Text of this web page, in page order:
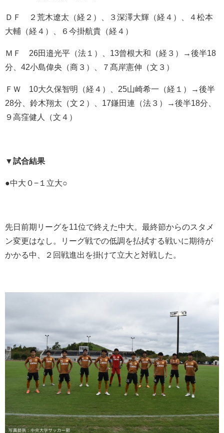
ＤＦ ２荒木遼太（経２）、３深澤大輝（経４）、４松本
大輔（経４）、６今掛航貴（経４）
ＭＦ 26田邉光平（法１）、 13曾根大和（経３） →後半18
分、 42小島偉央（商３）、７髙岸憲伸（文３）
ＦＷ 10大久保智明（経４）、 25山崎希一（経１） →後半
28分、鈴木翔太（文２）、 17鎌田連（法３） →後半18分、
９高窪健人（文４）
▼試合結果
●中大０− １立大○
先日前期リーグを11位で終えた中大。最終節からのスタメ
ン変更はなし。リーグ戦での低調を払拭する戦いに期待が
かかる中、２回戦進出を掛けて立大と対戦した。